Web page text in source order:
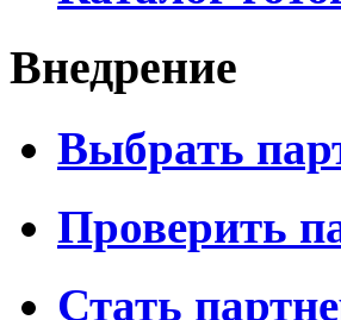
Внедрение
Выбрать
Проверить
Стать